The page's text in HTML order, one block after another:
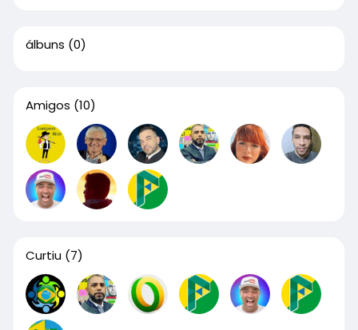
álbuns (0)
Amigos (10)
Curtiu (7)